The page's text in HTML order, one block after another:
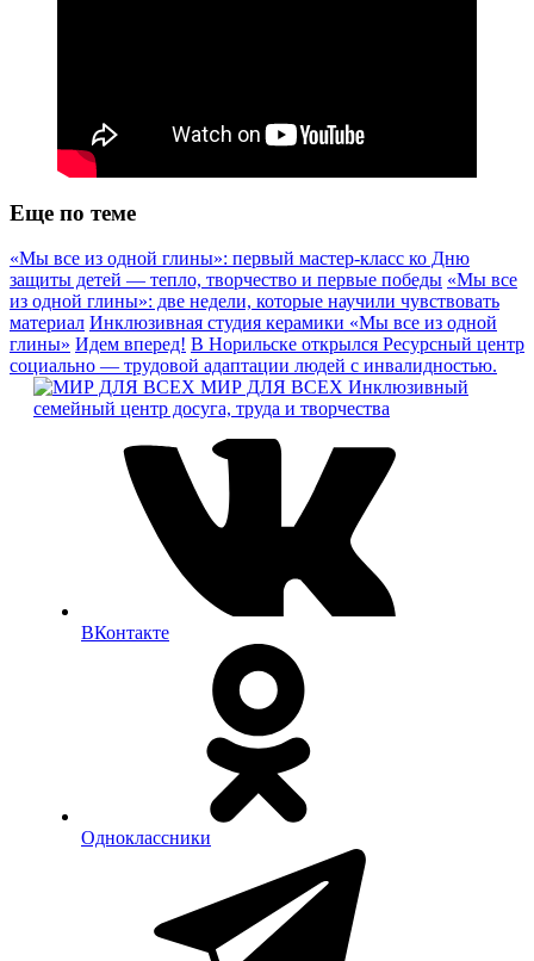
Еще по теме
«Мы все из одной глины»: первый мастер‑класс ко Дню
защиты детей — тепло, творчество и первые победы «Мы все
из одной глины»: две недели, которые научили чувствовать
материал Инклюзивная студия керамики «Мы все из одной
глины» Идем вперед! В Норильске открылся Ресурсный центр
социально — трудовой адаптации людей с инвалидностью.
МИР ДЛЯ ВСЕХ Инклюзивный
семейный центр досуга, труда и творчества
ВКонтакте
Одноклассники